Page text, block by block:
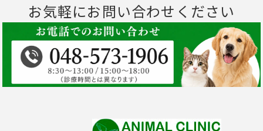
お気軽にお問い合わせください